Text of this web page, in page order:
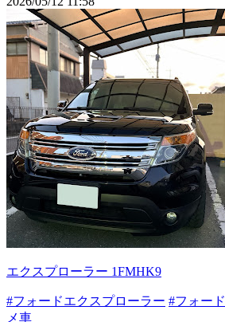
エクスプローラー 1FMHK9
#フォードエクスプローラー #フォード
メ車